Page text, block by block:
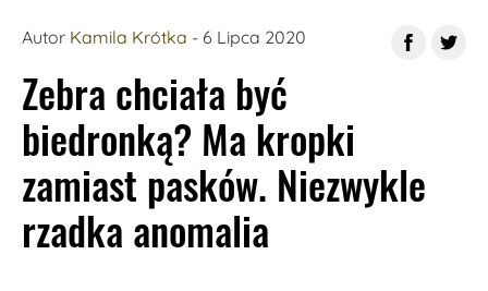
Autor Kamila Krótka - 6 Lipca 2020
Zebra chciała być
biedronką? Ma kropki
zamiast pasków. Niezwykle
rzadka anomalia